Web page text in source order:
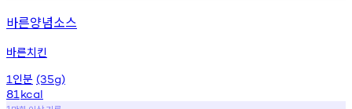
바른양념소스
바른치킨
1 인분 (35g)
81 kcal